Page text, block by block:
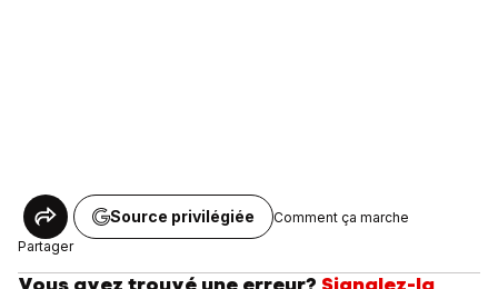
Partager
Source privilégiée Comment ça marche